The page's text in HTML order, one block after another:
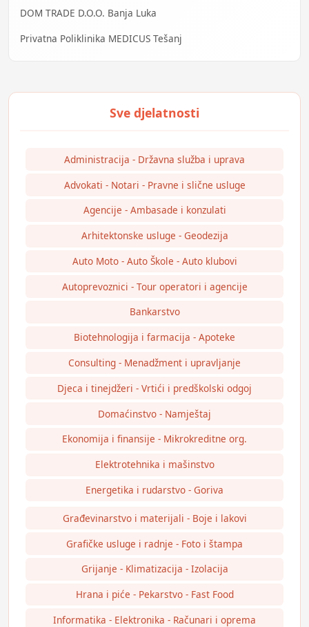
DOM TRADE D.O.O. Banja Luka
Privatna Poliklinika MEDICUS Tešanj
Administracija - Državna služba i uprava
Advokati - Notari - Pravne i slične usluge
Agencije - Ambasade i konzulati
Arhitektonske usluge - Geodezija
Auto Moto - Auto Škole - Auto klubovi
Autoprevoznici - Tour operatori i agencije
Bankarstvo
Biotehnologija i farmacija - Apoteke
Consulting - Menadžment i upravljanje
Djeca i tinejdžeri - Vrtići i predškolski odgoj
Domaćinstvo - Namještaj
Ekonomija i finansije - Mikrokreditne org.
Elektrotehnika i mašinstvo
Energetika i rudarstvo - Goriva
Građevinarstvo i materijali - Boje i lakovi
Grafičke usluge i radnje - Foto i štampa
Grijanje - Klimatizacija - Izolacija
Hrana i piće - Pekarstvo - Fast Food
Informatika - Elektronika - Računari i oprema